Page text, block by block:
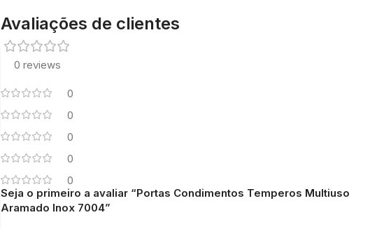
Avaliações de clientes
0 reviews
0
0
0
0
0
Seja o primeiro a avaliar “Portas Condimentos Temperos Multiuso
Aramado Inox 7004”